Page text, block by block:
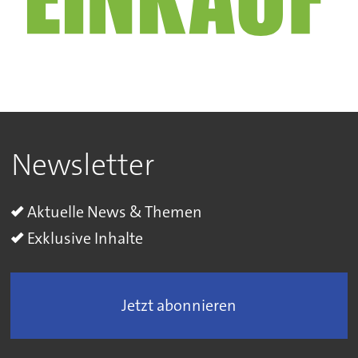
Newsletter
Aktuelle News & Themen
Exklusive Inhalte
Jetzt abonnieren